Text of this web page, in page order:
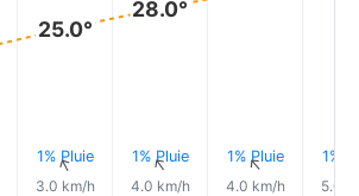
25.0°
1% Pluie
↑
3.0 km/h
28.0°
1% Pluie
↑
4.0 km/h
1% Pluie
↑
4.0 km/h
1%
5.0